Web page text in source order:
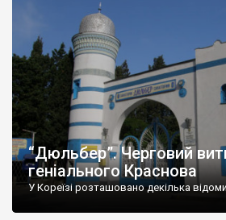
“Дюльбер”. Черговий
геніального Краснова
У Кореїзі розташовано декілька